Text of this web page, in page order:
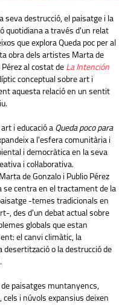
seva destrucció, el paisatge i la
quotidiana a través d'un relat
que explora Queda poc per al
obra dels artistes Marta de
Pérez al costat de La Intención
conceptual sobre art i
aquesta relació en un sentit
i educació a Queda poco para
a l'esfera comunitària i
i democràtica en la seva
i col·laborativa.
de Gonzalo i Publio Pérez
se centra en el tractament de la
-temes tradicionals en
, des d'un debat actual sobre
globals que estan
el canvi climàtic, la
desertització o la destrucció de
de paisatges muntanyencs,
cels i núvols expansius deixen